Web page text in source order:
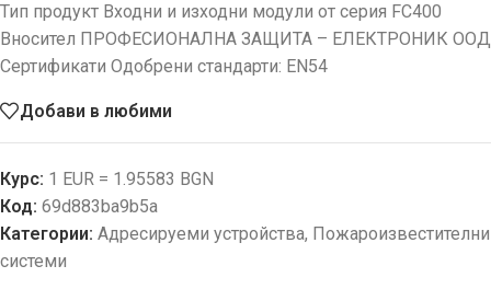
Тип продукт Входни и изходни модули от серия FC400
Вносител ПРОФЕСИОНАЛНА ЗАЩИТА – ЕЛЕКТРОНИК ООД
Сертификати Одобрени стандарти: EN54
Добави в любими
Курс: 1 EUR = 1.95583 BGN
Код: 69d883ba9b5a
Категории: Адресируеми устройства, Пожароизвестителни
системи